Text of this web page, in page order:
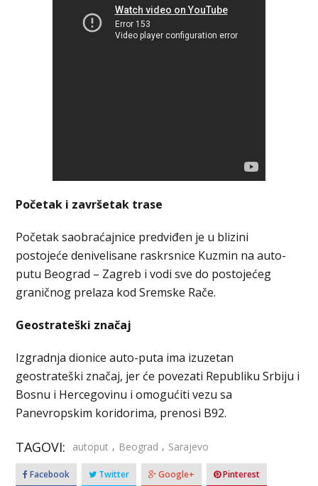
Početak i završetak trase
Početak saobraćajnice predviđen je u blizini
postojeće denivelisane raskrsnice Kuzmin na auto-
putu Beograd – Zagreb i vodi sve do postojećeg
graničnog prelaza kod Sremske Rače.
Geostrateški značaj
Izgradnja dionice auto-puta ima izuzetan
geostrateški značaj, jer će povezati Republiku Srbiju i
Bosnu i Hercegovinu i omogućiti vezu sa
Panevropskim koridorima, prenosi B92.
TAGOVI: autoput , Beograd , Sarajevo
Facebook Twitter Google+ Pinterest